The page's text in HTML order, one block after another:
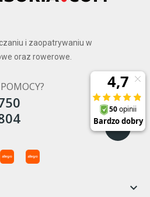
i zaopatrywaniu w
oraz rowerowe.
